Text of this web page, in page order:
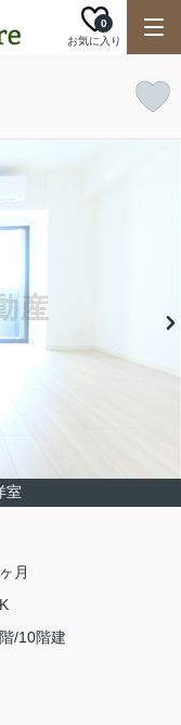
お気に入り
0
室
月
/10階建